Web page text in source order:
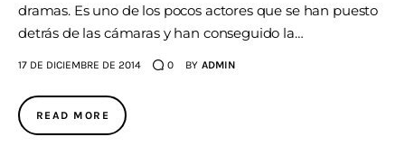
dramas. Es uno de los pocos actores que se han puesto
detrás de las cámaras y han conseguido la…
17 DE DICIEMBRE DE 2014 0 BY ADMIN
READ MORE